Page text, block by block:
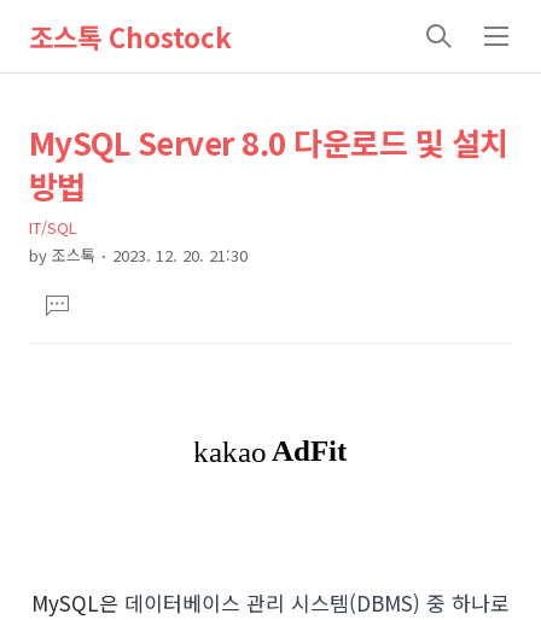
조스톡 Chostock
검
메
상
세
컨
텐
츠
본
문
제
목
MySQL Server 8.0 다운로드 및 설치
방법
IT/SQL
by 조스톡 2023. 12. 20. 21:30
문댓
글
MySQL은 데이터베이스 관리 시스템(DBMS) 중 하나로